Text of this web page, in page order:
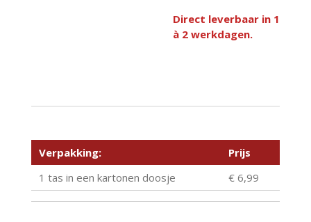
Direct leverbaar in 1
à 2 werkdagen.
Verpakking:
Prijs
1 tas in een kartonen doosje
€ 6,99